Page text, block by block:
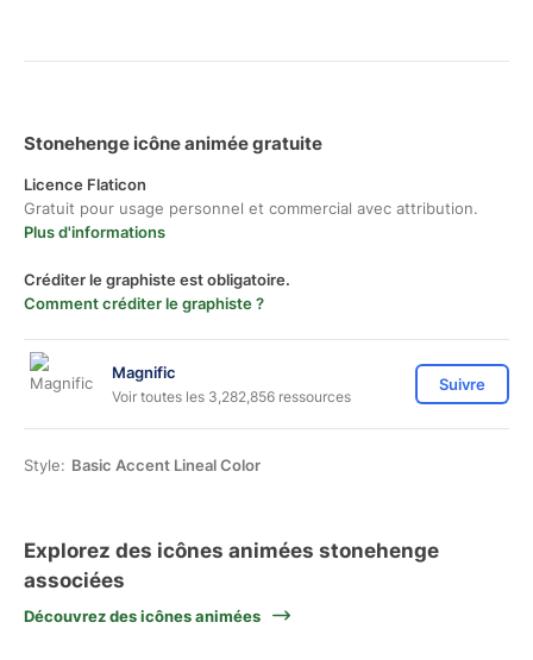
Stonehenge icône animée gratuite
Licence Flaticon
Gratuit pour usage personnel et commercial avec attribution.
Plus d'informations
Créditer le graphiste est obligatoire.
Comment créditer le graphiste ?
Magnific
Voir toutes les 3,282,856 ressources
Suivre
Style: Basic Accent Lineal Color
Explorez des icônes animées stonehenge
associées
Découvrez des icônes animées